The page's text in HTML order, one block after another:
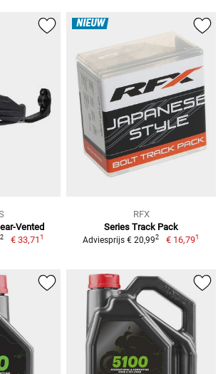
Vented
2 € 33,711
NIEUW
RFX
Series Track Pack
Adviesprijs € 20,992 € 16,791